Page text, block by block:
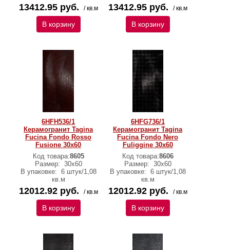
13412.95 руб. / кв.м
В корзину
13412.95 руб. / кв.м
В корзину
6HFH536/1
Керамогранит Tagina
Fucina Fondo Rosso
Fusione 30x60
Код товара:8605
Размер: 30x60
В упаковке: 6 штук/1,08
кв.м
12012.92 руб. / кв.м
В корзину
6HFG736/1
Керамогранит Tagina
Fucina Fondo Nero
Fuliggine 30x60
Код товара:8606
Размер: 30x60
В упаковке: 6 штук/1,08
кв.м
12012.92 руб. / кв.м
В корзину